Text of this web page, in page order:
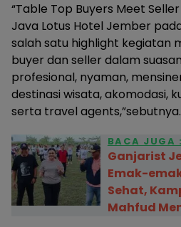
“Table Top Buyers Meet
Java Lotus Hotel Jember
salah satu highlight kegiatan
buyer dan seller dalam
profesional, nyaman,
destinasi wisata, akomodasi,
serta travel agents,”sebutnya.
BACA JUGA :
Ganjarist
Emak-
Sehat,
Mahfud